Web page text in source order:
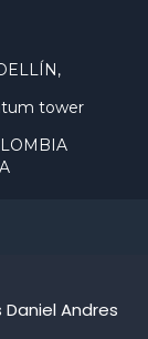
tower
Andres